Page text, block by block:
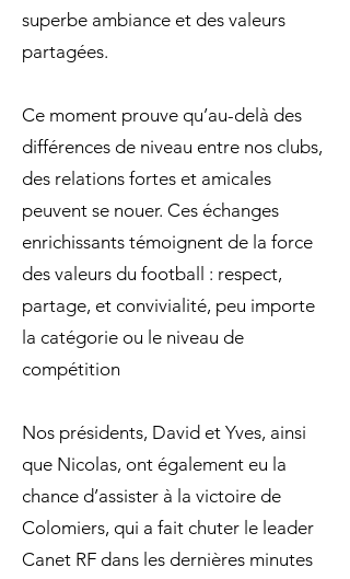
superbe ambiance et des valeurs
partagées.
Ce moment prouve qu’au-delà des
différences de niveau entre nos clubs,
des relations fortes et amicales
peuvent se nouer. Ces échanges
enrichissants témoignent de la force
des valeurs du football : respect,
partage, et convivialité, peu importe
la catégorie ou le niveau de
compétition
Nos présidents, David et Yves, ainsi
que Nicolas, ont également eu la
chance d’assister à la victoire de
Colomiers, qui a fait chuter le leader
Canet RF dans les dernières minutes